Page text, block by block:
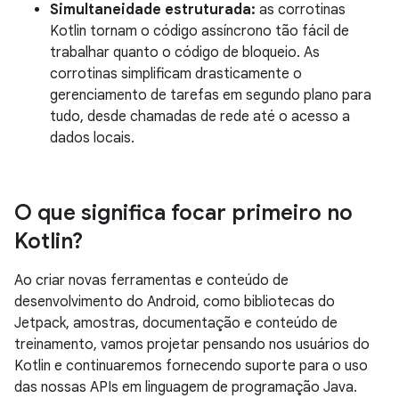
Simultaneidade estruturada: as corrotinas
Kotlin tornam o código assíncrono tão fácil de
trabalhar quanto o código de bloqueio. As
corrotinas simplificam drasticamente o
gerenciamento de tarefas em segundo plano para
tudo, desde chamadas de rede até o acesso a
dados locais.
O que significa focar primeiro no
Kotlin?
Ao criar novas ferramentas e conteúdo de
desenvolvimento do Android, como bibliotecas do
Jetpack, amostras, documentação e conteúdo de
treinamento, vamos projetar pensando nos usuários do
Kotlin e continuaremos fornecendo suporte para o uso
das nossas APIs em linguagem de programação Java.